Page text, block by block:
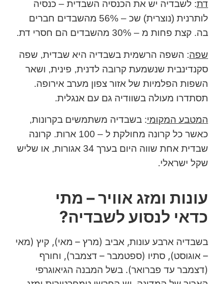
דת: לשבדיה יש את הכנסיה השבדית – כנסיה
לותרנית (נוצרית) שכ – 56% מהשבדים חברים
בה. קצת פחות מ – 30% מהשבדים הם חסרי דת.
שפה: השפה הרשמית בשבדיה היא שבדית, שפה
סקנדינבית שנשמעת קרובה לדנית, פינית, ושאר
השפות הפלמיות של אזור צפון מערב אירופה.
תסתדרו מעולה בשוודיה גם עם אנגלית.
המטבע המקומי: בשבדיה משתמשים בקרונות,
כאשר כל קרונה מחולקת ל – 100 ארות. קרונה
שבדית אחת שווה היום בערך 34 אגורות, או שליש
שקל ישראלי.
עונות ומזג אוויר – מתי
כדאי לנסוע לשבדיה?
בשבדיה ארבע עונות, אביב (מרץ – מאי), קיץ (מאי
– אוגוסט), סתיו (ספטמבר – דצמבר), וחורף
(דצמבר עד פברואר). בשל המבנה הגיאוגרפי